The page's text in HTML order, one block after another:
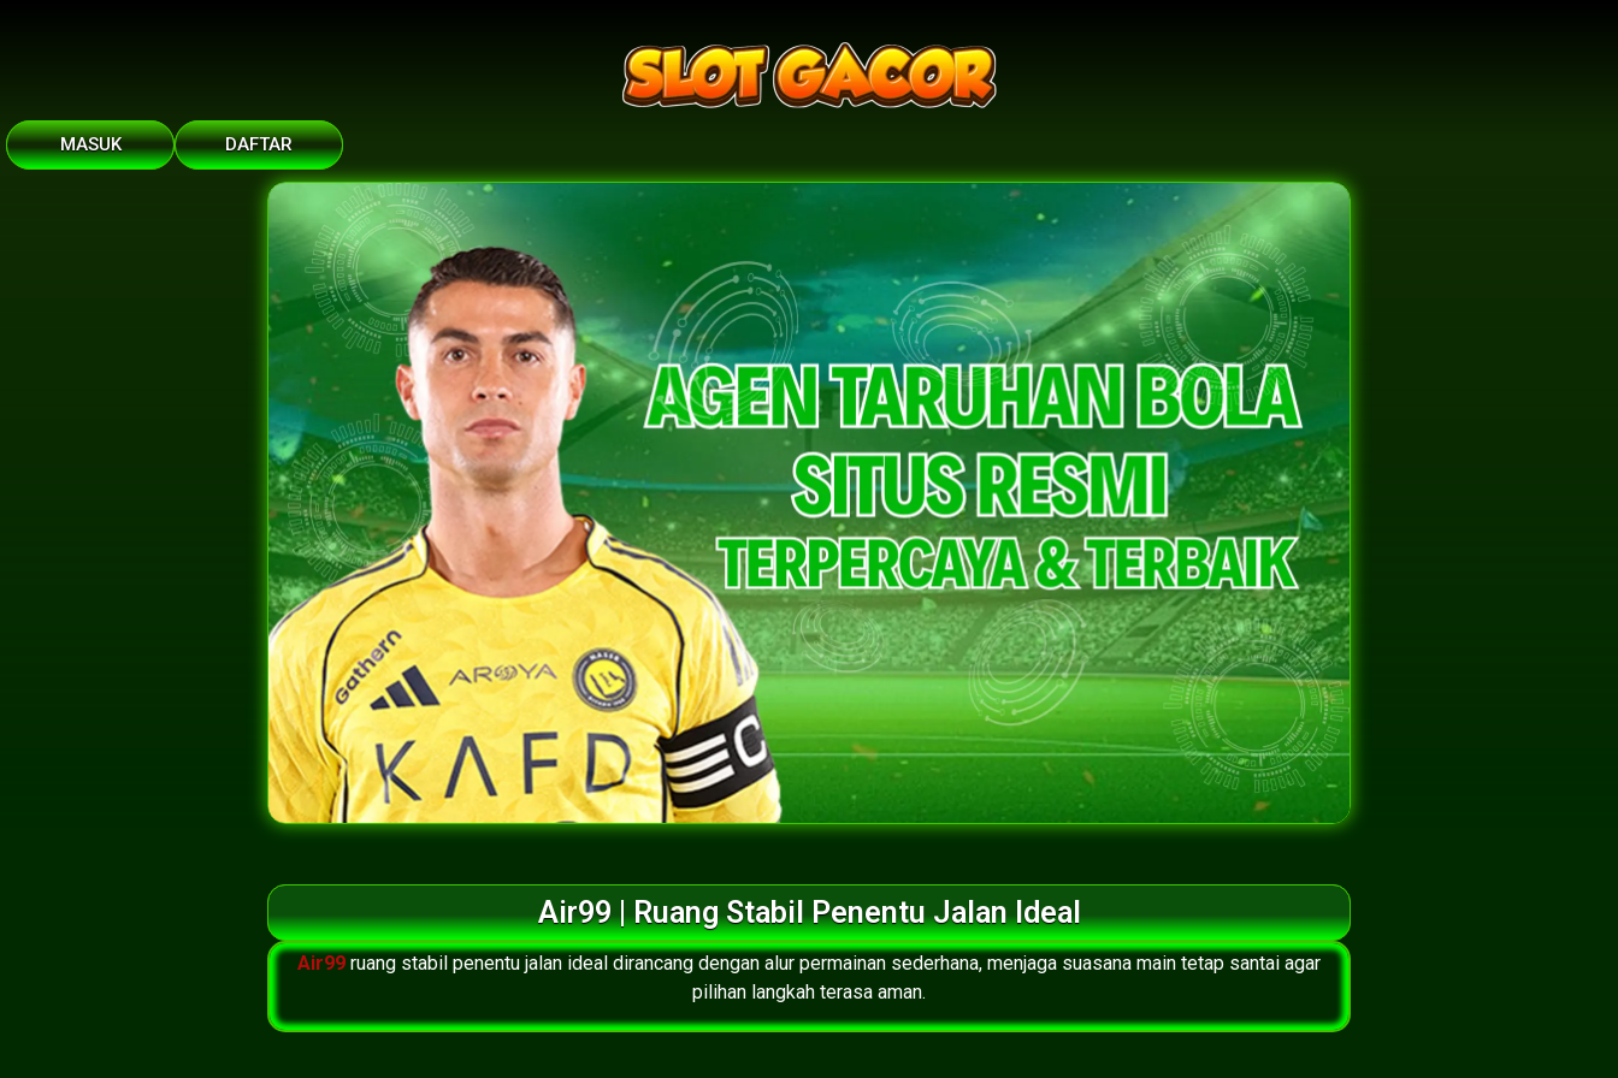
MASUK DAFTAR
Air99 | Ruang Stabil Penentu Jalan Ideal
Air99 ruang stabil penentu jalan ideal dirancang dengan alur permainan sederhana, menjaga suasana main tetap santai agar
pilihan langkah terasa aman.